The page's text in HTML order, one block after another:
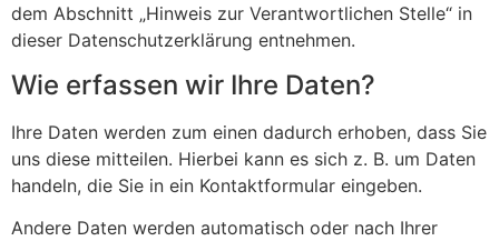
dem Abschnitt „Hinweis zur Verantwortlichen Stelle“ in
dieser Datenschutzerklärung entnehmen.
Wie erfassen wir Ihre Daten?
Ihre Daten werden zum einen dadurch erhoben, dass Sie
uns diese mitteilen. Hierbei kann es sich z. B. um Daten
handeln, die Sie in ein Kontaktformular eingeben.
Andere Daten werden automatisch oder nach Ihrer